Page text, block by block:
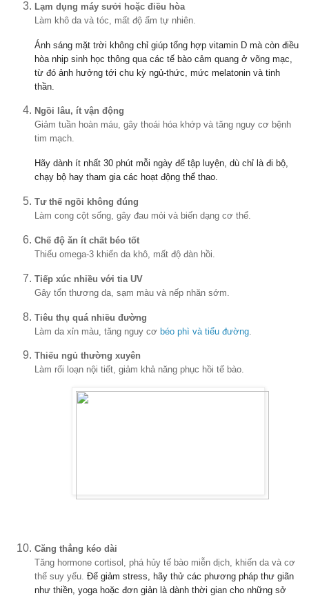
Lạm dụng máy sưởi hoặc điều hòa
Làm khô da và tóc, mất độ ẩm tự nhiên.
Ánh sáng mặt trời không chỉ giúp tổng hợp vitamin D mà còn điều
hòa nhịp sinh học thông qua các tế bào cảm quang ở võng mạc,
từ đó ảnh hưởng tới chu kỳ ngủ-thức, mức melatonin và tinh
thần.
Ngồi lâu, ít vận động
Giảm tuần hoàn máu, gây thoái hóa khớp và tăng nguy cơ bệnh
tim mạch.
Hãy dành ít nhất 30 phút mỗi ngày để tập luyện, dù chỉ là đi bộ,
chạy bộ hay tham gia các hoạt động thể thao.
Tư thế ngồi không đúng
Làm cong cột sống, gây đau mỏi và biến dạng cơ thể.
Chế độ ăn ít chất béo tốt
Thiếu omega-3 khiến da khô, mất độ đàn hồi.
Tiếp xúc nhiều với tia UV
Gây tổn thương da, sạm màu và nếp nhăn sớm.
Tiêu thụ quá nhiều đường
Làm da xỉn màu, tăng nguy cơ béo phì và tiểu đường
Thiếu ngủ thường xuyên
Làm rối loạn nội tiết, giảm khả năng phục hồi tế bào.
Căng thẳng kéo dài
Tăng hormone cortisol, phá hủy tế bào miễn dịch, khiến da và cơ
thể suy yếu. Để giảm stress, hãy thử các phương pháp thư giãn
như thiền, yoga hoặc đơn giản là dành thời gian cho những sở